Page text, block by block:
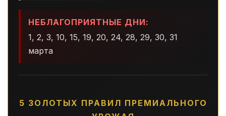
НЕБЛАГОПРИЯТНЫЕ ДНИ:
1, 2, 3, 10, 15, 19, 20, 24, 28, 29, 30, 31
марта
5 ЗОЛОТЫХ ПРАВИЛ ПРЕМИАЛЬНОГО